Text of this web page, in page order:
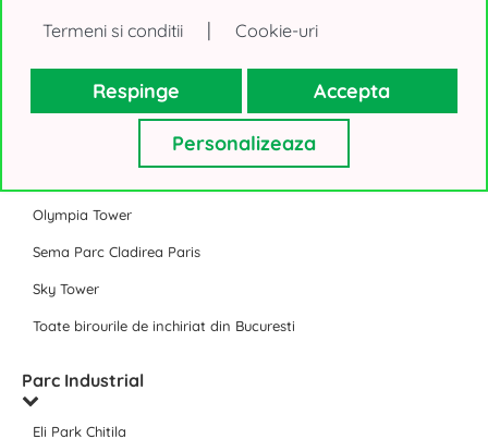
J8 Office Park Bucuresti
Toate Business Park-urile Bucuresti
Birouri de inchiriat Bucuresti
Olympia Tower
Sema Parc Cladirea Paris
Sky Tower
Toate birourile de inchiriat din Bucuresti
Parc Industrial
Eli Park Chitila
Termeni si conditii | Cookie-uri
Respinge Accepta
Personalizeaza